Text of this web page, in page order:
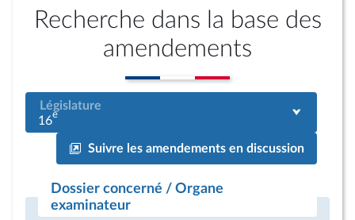
Recherche dans la base des
amendements
Législature
16e
Suivre les amendements en discussion
Dossier concerné / Organe
examinateur